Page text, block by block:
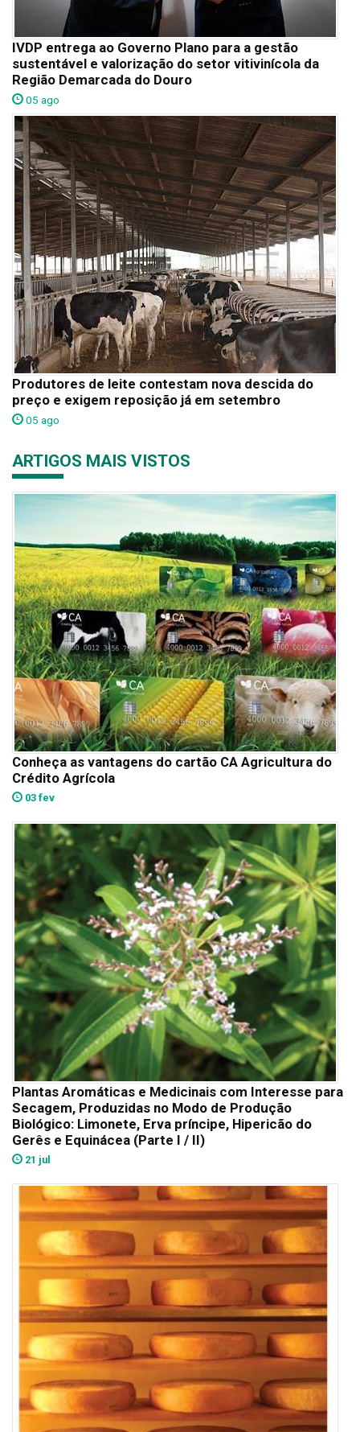
IVDP entrega ao Governo Plano para a gestão
sustentável e valorização do setor vitivinícola da
Região Demarcada do Douro
05 ago
Produtores de leite contestam nova descida do
preço e exigem reposição já em setembro
05 ago
ARTIGOS MAIS VISTOS
Conheça as vantagens do cartão CA Agricultura do
Crédito Agrícola
03 fev
Plantas Aromáticas e Medicinais com Interesse para
Secagem, Produzidas no Modo de Produção
Biológico: Limonete, Erva príncipe, Hipericão do
Gerês e Equinácea (Parte I / II)
21 jul